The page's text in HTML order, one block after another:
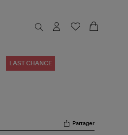
LAST CHANCE
Partager